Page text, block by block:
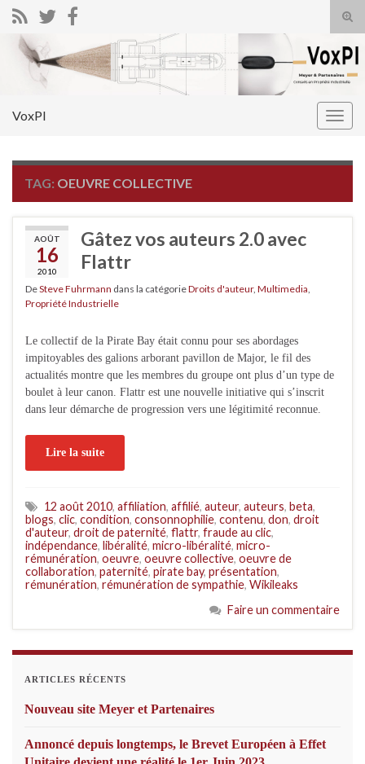
Search for:
VoxPI
TAG: OEUVRE COLLECTIVE
AOÛT
16
2010
Gâtez vos auteurs 2.0 avec
Flattr
DeSteve Fuhrmann dans la catégorieDroits d'auteur, Multimedia
Propriété Industrielle
Le collectif de la Pirate Bay était connu pour ses abordages
impitoyables des galions arborant pavillon de Major, le fil des
actualités montre que les membres du groupe ont plus d’un type de
boulet à leur canon. Flattr est une nouvelle initiative qui s’inscrit
dans leur démarche de progression vers une légitimité reconnue.
Lire la suite
12 août 2010, affiliation, affilié, auteur, auteurs, beta,
blogs, clic, condition, consonnophilie, contenu, don, droit
d'auteur, droit de paternité, flattr, fraude au clic,
indépendance, libéralité, micro-libéralité, micro-
rémunération, oeuvre, oeuvre collective, oeuvre de
collaboration, paternité, pirate bay, présentation,
rémunération, rémunération de sympathie, Wikileaks
Faire un commentaire
ARTICLES RÉCENTS
Nouveau site Meyer et Partenaires
Annoncé depuis longtemps, le Brevet Européen à Effet